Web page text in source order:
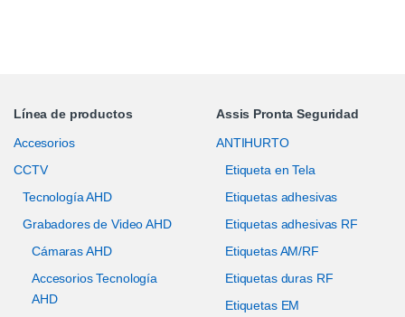
Línea de productos
Accesorios
CCTV
Tecnología AHD
Grabadores de Video AHD
Cámaras AHD
Accesorios Tecnología
AHD
Assis Pronta Seguridad
ANTIHURTO
Etiqueta en Tela
Etiquetas adhesivas
Etiquetas adhesivas RF
Etiquetas AM/RF
Etiquetas duras RF
Etiquetas EM